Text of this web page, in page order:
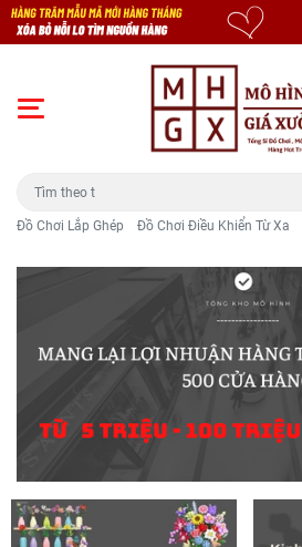
Đồ Chơi Lắp Ghép Đồ Chơi Điều Khiển Từ Xa